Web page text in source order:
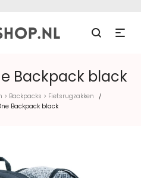
Backpack black
> Backpacks > Fietsrugzakken /
Backpack black